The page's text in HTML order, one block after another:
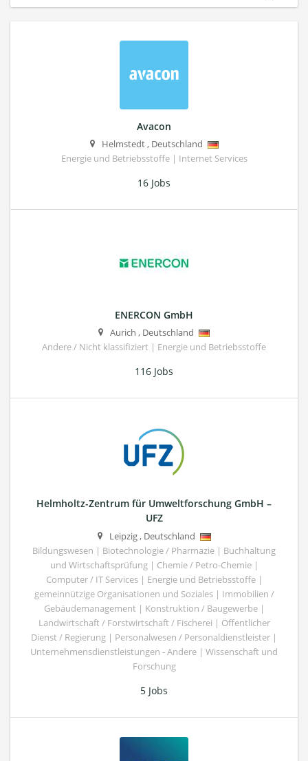
Avacon
Helmstedt, Deutschland
Energie und Betriebsstoffe | Internet Services
16 Jobs
ENERCON GmbH
Aurich , Deutschland
Andere / Nicht klassifiziert | Energie und Betriebsstoffe
116 Jobs
Helmholtz-Zentrum für Umweltforschung GmbH –
UFZ
Leipzig, Deutschland
Bildungswesen | Biotechnologie / Pharmazie | Buchhaltung
und Wirtschaftsprüfung | Chemie / Petro-Chemie |
Computer / IT Services | Energie und Betriebsstoffe |
gemeinnützige Organisationen und Soziales | Immobilien /
Gebäudemanagement | Konstruktion / Baugewerbe |
Landwirtschaft / Forstwirtschaft / Fischerei | Öffentlicher
Dienst / Regierung | Personalwesen / Personaldienstleister |
Unternehmensdienstleistungen - Andere | Wissenschaft und
Forschung
5 Jobs